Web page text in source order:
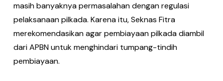
masih banyaknya permasalahan dengan regulasi
pelaksanaan pilkada. Karena itu, Seknas Fitra
merekomendasikan agar pembiayaan pilkada diambil
dari APBN untuk menghindari tumpang-tindih
pembiayaan.